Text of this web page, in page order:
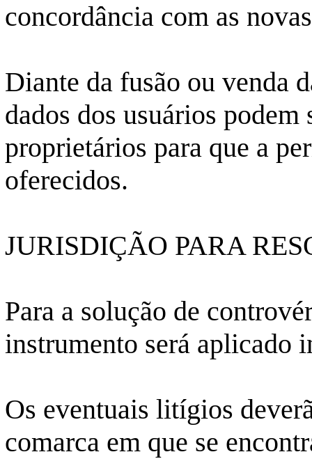
concordância com as
Diante da fusão ou venda
dados dos usuários
proprietários para que a
oferecidos.
JURISDIÇÃO PARA
Para a solução de
instrumento será aplicado
Os eventuais litígios
comarca em que se